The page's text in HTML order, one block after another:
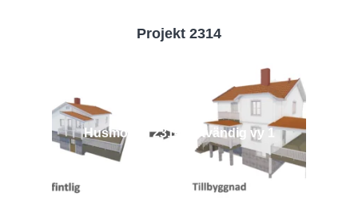
Projekt 2314
Husmodell 2314 - Utvändig vy 1